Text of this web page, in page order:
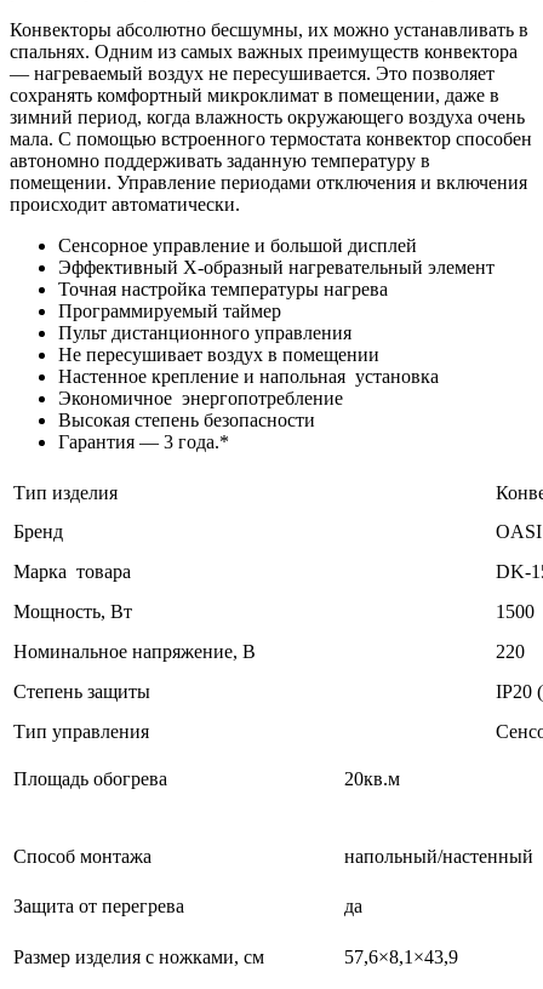
Конвекторы абсолютно бесшумны, их можно устанавливать в
спальнях. Одним из самых важных преимуществ конвектора
— нагреваемый воздух не пересушивается. Это позволяет
сохранять комфортный микроклимат в помещении, даже в
зимний период, когда влажность окружающего воздуха очень
мала. С помощью встроенного термостата конвектор способен
автономно поддерживать заданную температуру в
помещении. Управление периодами отключения и включения
происходит автоматически.
Сенсорное управление и большой дисплей
Эффективный Х-образный нагревательный элемент
Точная настройка температуры нагрева
Программируемый таймер
Пульт дистанционного управления
Не пересушивает воздух в помещении
Настенное крепление и напольная установка
Экономичное энергопотребление
Высокая степень безопасности
Гарантия — 3 года.*
Тип изделия
Бренд
Марка товара
DK-
Мощность, Вт
1500
Номинальное напряжение, В
220
Степень защиты
IP20
Тип управления
Площадь обогрева 20кв.м
Способ монтажа напольный/настенный
Защита от перегрева да
Размер изделия с ножками, см 57,6×8,1×43,9